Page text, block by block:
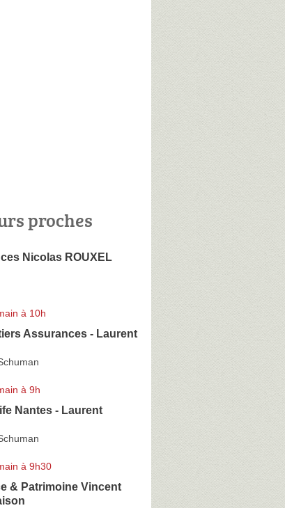
proches
Nicolas ROUXEL
à 10h
Assurances - Laurent
à 9h
Nantes - Laurent
à 9h30
& Patrimoine Vincent